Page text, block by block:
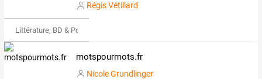
Régis Vétillard
Littérature, BD & Poésie
motspourmots.fr
Nicole Grundlinger